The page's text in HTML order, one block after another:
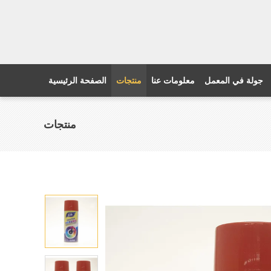
الصفحة الرئيسية منتجات معلومات عنا جولة في المعمل
منتجات